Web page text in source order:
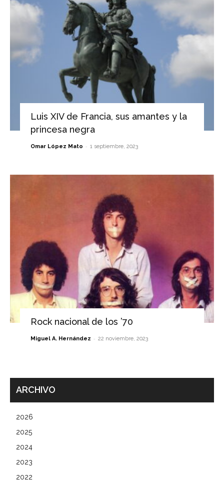
Luis XIV de Francia, sus amantes y la
princesa negra
Omar López Mato - 1 septiembre, 2023
Rock nacional de los ’70
Miguel A. Hernández - 22 noviembre, 2023
ARCHIVO
2026
2025
2024
2023
2022